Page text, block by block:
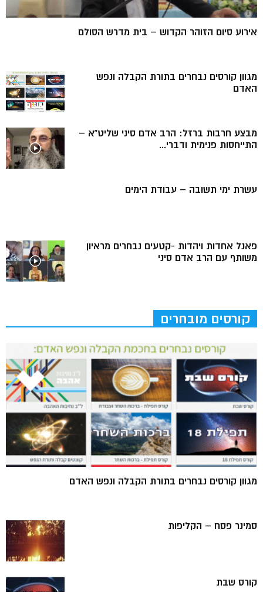
אירוע סיום הזוהר הקדוש – בית מדרש הסולם
מגוון קורסים נבחרים בתורת הקבלה ונפש
האדם
מבצע חרבות ברזל: הרב אדם סיני שליט”א –
התייחסות פנימית ודברי...
עשרת ימי תשובה – עבודת הימים
פאנל אחדות ויהדות -קטעים נבחרים מראיון
משותף עם הרב אדם סיני
קורסים מובחרים
מגוון קורסים נבחרים בתורת הקבלה ונפש האדם
סמינר פסח – הקליפות
קורס שבת